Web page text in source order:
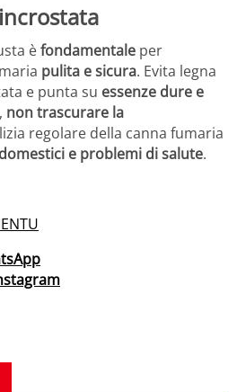
èfondamentale per
pulita e sicura. Evita legna
e punta su essenze dure e
non trascurare la
regolare della canna fumaria
e problemi di salute.